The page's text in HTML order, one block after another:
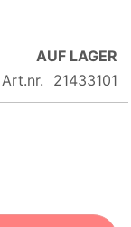
AUF LAGER
Art.nr.
21433101